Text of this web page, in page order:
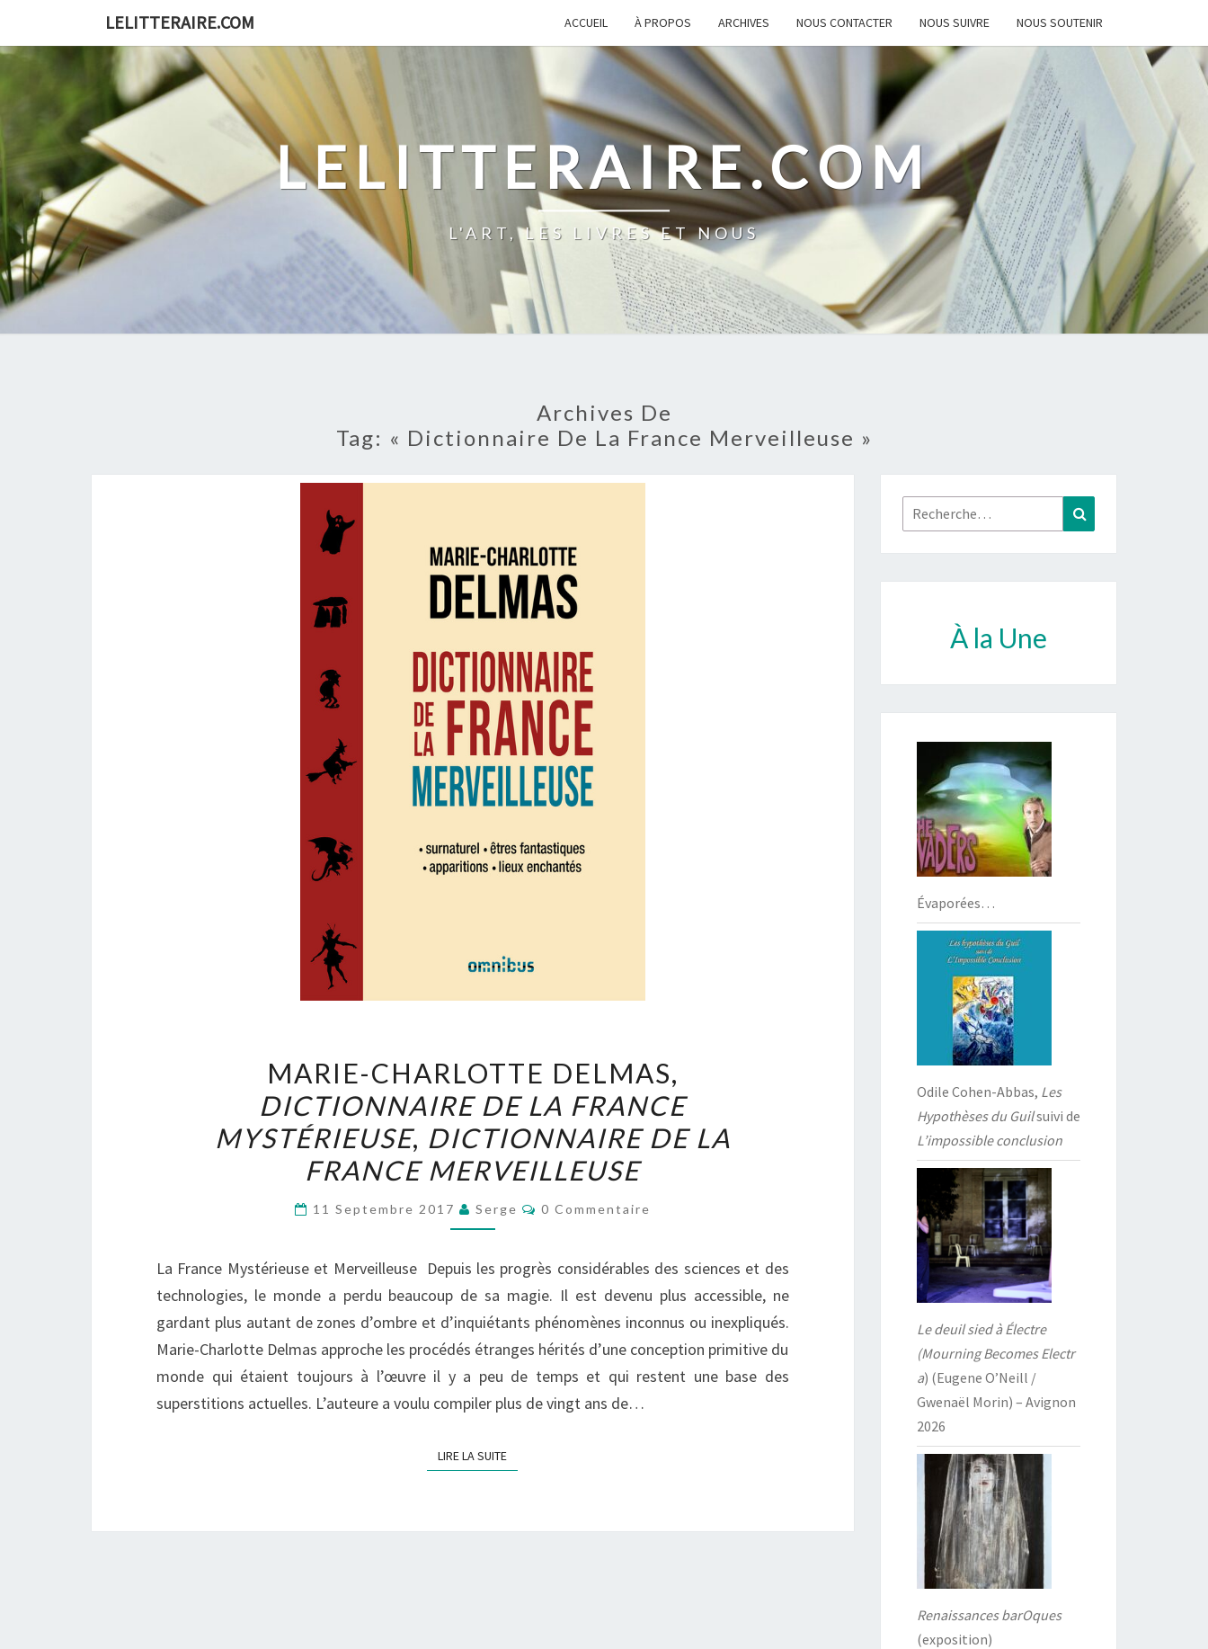
content
LELITTERAIRE.COM ACCUEIL À PROPOS ARCHIVES NOUS CONTACTER NOUS SUIVRE NOUS SOUTENIR
LELITTERAIRE.COM
L'ART, LES LIVRES ET NOUS
Archives De
Tag: « Dictionnaire De La France Merveilleuse »
CHARLOTTE
DELMAS,
DICTIONNAIRE
DE
LA
FRANCE
DICTIONNAIRE
DE
LA
FRANCE
MERVEILLEUSE
MARIE-CHARLOTTE DELMAS,
DICTIONNAIRE DE LA FRANCE
MYSTÉRIEUSE, DICTIONNAIRE DE LA
FRANCE MERVEILLEUSE
11 Septembre 2017 Serge Commentaires
0 Commentaire
La France Mystérieuse et Merveilleuse Depuis les progrès considérables des sciences et des
technologies, le monde a perdu beaucoup de sa magie. Il est devenu plus accessible, ne
gardant plus autant de zones d’ombre et d’inquiétants phénomènes inconnus ou inexpliqués.
Marie-Charlotte Delmas approche les procédés étranges hérités d’une conception primitive du
monde qui étaient toujours à l’œuvre il y a peu de temps et qui restent une base des
superstitions actuelles. L’auteure a voulu compiler plus de vingt ans de…
LIRE LA SUITELIRE LA SUITE
Rechercher :
À la Une
Évaporées…
Odile Cohen-Abbas, Les
Hypothèses du Guilsuivi de
L’impossible conclusion
Le deuil sied à Électre
(Mourning Becomes Electr
a) (Eugene O’Neill /
Gwenaël Morin) – Avignon
2026
Renaissances barOques
(exposition)